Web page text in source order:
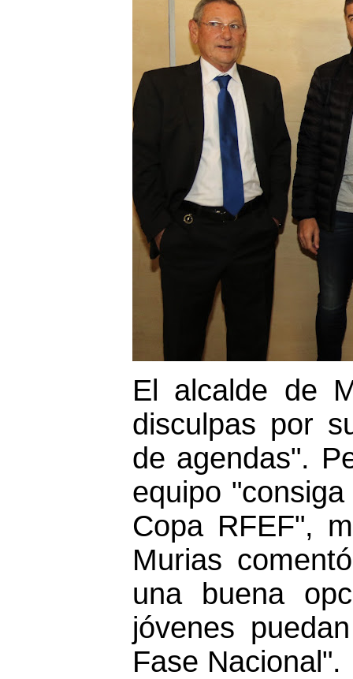
El alcalde de
disculpas por
de agendas".
equipo
Copa RFEF",
Murias
una buena
jóvenes
Fase Nacional".